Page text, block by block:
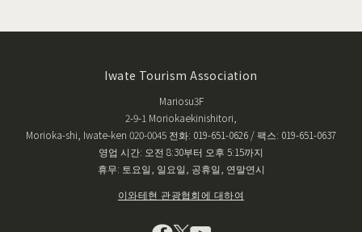
Iwate Tourism Association
Mariosu3F
2-9-1 Moriokaekinishitori,
Morioka-shi, Iwate-ken 020-0045 전화: 019-651-0626 / 팩스: 019-651-0637
영업 시간: 오전 8:30부터 오후 5:15까지
휴무: 토요일, 일요일, 공휴일, 연말연시
이와테현 관광협회에 대하여